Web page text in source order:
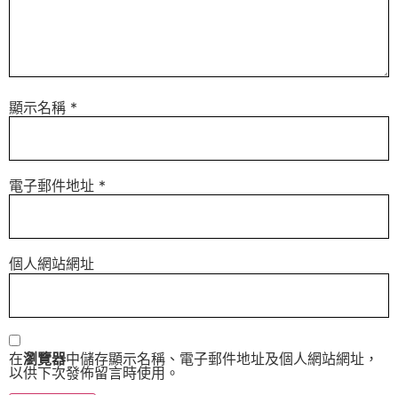
顯示名稱 *
電子郵件地址 *
個人網站網址
在瀏覽器中儲存顯示名稱、電子郵件地址及個人網站網址，
以供下次發佈留言時使用。